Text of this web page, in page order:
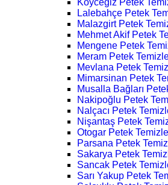
Köyceğiz Petek
Lalebahçe Petek
Malazgirt Petek
Mehmet Akif Petek
Mengene Petek
Meram Petek
Mevlana Petek
Mimarsinan Petek
Musalla Bağları
Nakipoğlu Petek
Nalçacı Petek
Nişantaş Petek
Otogar Petek
Parsana Petek
Sakarya Petek
Sancak Petek
Sarı Yakup Petek